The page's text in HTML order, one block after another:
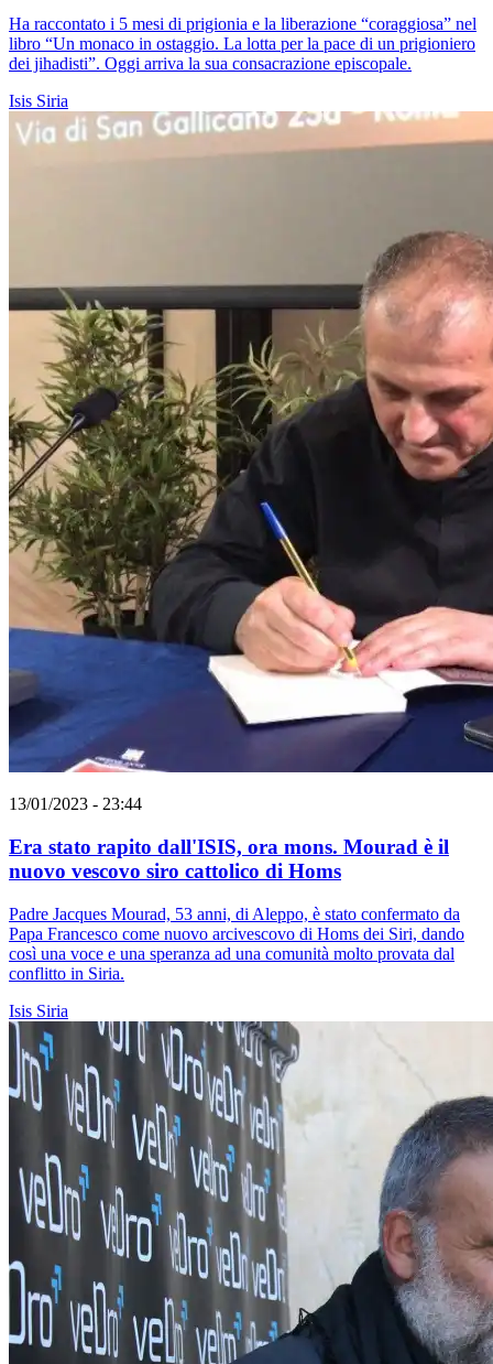
Ha raccontato i 5 mesi di prigionia e la liberazione “coraggiosa” nel
libro “Un monaco in ostaggio. La lotta per la pace di un prigioniero
dei jihadisti”. Oggi arriva la sua consacrazione episcopale.
Isis Siria
13/01/2023 - 23:44
Era stato rapito dall'ISIS, ora mons. Mourad è il
nuovo vescovo siro cattolico di Homs
Padre Jacques Mourad, 53 anni, di Aleppo, è stato confermato da
Papa Francesco come nuovo arcivescovo di Homs dei Siri, dando
così una voce e una speranza ad una comunità molto provata dal
conflitto in Siria.
Isis Siria